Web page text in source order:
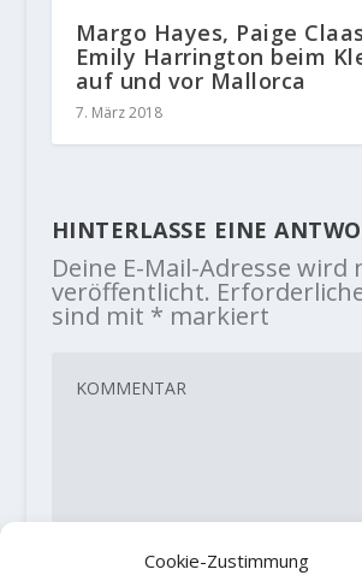
Cookie-Zustimmung
Margo Hayes, Paige
Emily Harrington beim
auf und vor Mallorca
7. März 2018
HINTERLASSE EINE
Deine E-Mail-Adresse wird
veröffentlicht.
sind mit * markiert